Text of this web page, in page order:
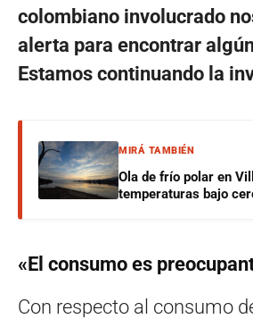
colombiano involucrado
alerta para encontrar
Estamos continuando la
MIRÁ TAMBIÉN
Ola de frío polar en
temperaturas bajo
«El consumo es
Con respecto al consumo